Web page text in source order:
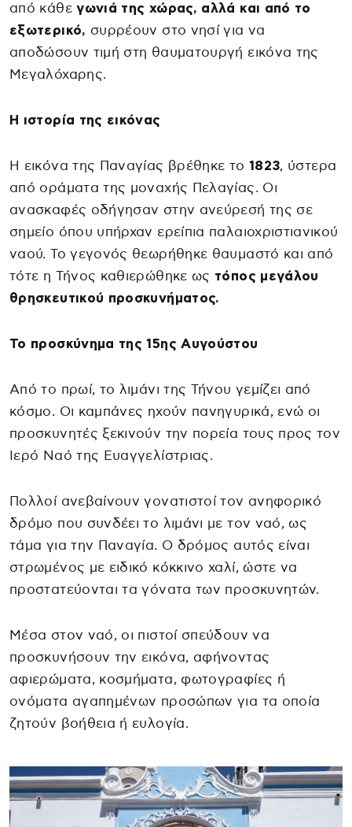
από κάθεγωνιά της χώρας, αλλά και από το
εξωτερικό, συρρέουν στο νησί για να
αποδώσουν τιμή στη θαυματουργή εικόνα της
Μεγαλόχαρης.
Η ιστορία της εικόνας
Η εικόνα της Παναγίας βρέθηκε το 1823, ύστερα
από οράματα της μοναχής Πελαγίας. Οι
ανασκαφές οδήγησαν στην ανεύρεσή της σε
σημείο όπου υπήρχαν ερείπια παλαιοχριστιανικού
ναού. Το γεγονός θεωρήθηκε θαυμαστό και από
τότε η Τήνος καθιερώθηκε ως τόπος μεγάλου
θρησκευτικού προσκυνήματος.
Το προσκύνημα της 15ης Αυγούστου
Από το πρωί, το λιμάνι της Τήνου γεμίζει από
κόσμο. Οι καμπάνες ηχούν πανηγυρικά, ενώ οι
προσκυνητές ξεκινούν την πορεία τους προς τον
Ιερό Ναό της Ευαγγελίστριας.
Πολλοί ανεβαίνουν γονατιστοί τον ανηφορικό
δρόμο που συνδέει το λιμάνι με τον ναό, ως
τάμα για την Παναγία. Ο δρόμος αυτός είναι
στρωμένος με ειδικό κόκκινο χαλί, ώστε να
προστατεύονται τα γόνατα των προσκυνητών.
Μέσα στον ναό, οι πιστοί σπεύδουν να
προσκυνήσουν την εικόνα, αφήνοντας
αφιερώματα, κοσμήματα, φωτογραφίες ή
ονόματα αγαπημένων προσώπων για τα οποία
ζητούν βοήθεια ή ευλογία.